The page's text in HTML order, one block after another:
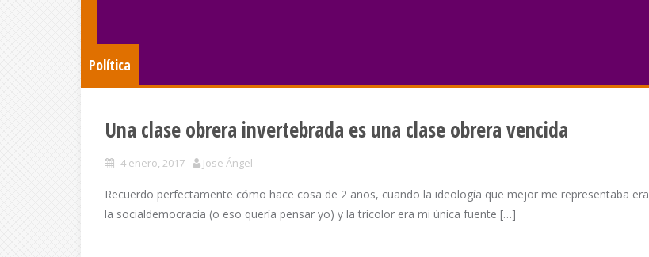
Política
Una clase obrera invertebrada es una clase obrera vencida
4 enero, 2017 Jose Ángel
Recuerdo perfectamente cómo hace cosa de 2 años, cuando la ideología que mejor me representaba era
la socialdemocracia (o eso quería pensar yo) y la tricolor era mi única fuente […]